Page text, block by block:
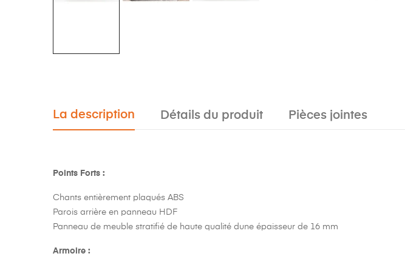
La description Détails du produit Pièces jointes
Points Forts :
Chants entièrement plaqués ABS
Parois arrière en panneau HDF
Panneau de meuble stratifié de haute qualité dune épaisseur de 16 mm
Armoire :